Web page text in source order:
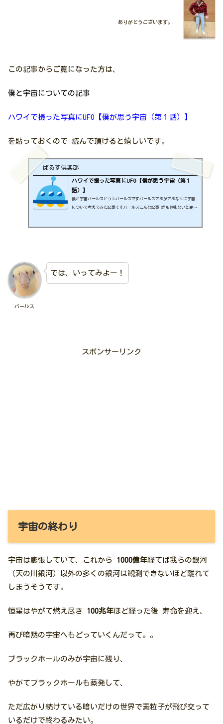
ありがとうございます。
この記事からご覧になった方は、
僕と宇宙についての記事
ハワイで撮った写真にUFO【僕が思う宇宙（第１話）】
を貼っておくので 読んで頂けると嬉しいです。
ばるす倶楽部
ハワイで撮った写真にUFO【僕が思う宇宙（第１
話）】
僕と宇宙バールスどうもバールスですバールスアホがアホなりに宇宙
について考えてみた記事ですバールスこんな記事 誰も興味ないと思う
バールス
では、いってみよー！
スポンサーリンク
宇宙の終わり
宇宙は膨張していて、これから 1000億年経てば我らの銀河
（天の川銀河）以外の多くの銀河は観測できないほど離れて
しまうそうです。
恒星はやがて燃え尽き 100兆年ほど経った後 寿命を迎え、
再び暗黙の宇宙へもどっていくんだって。。
ブラックホールのみが宇宙に残り、
やがてブラックホールも蒸発して、
ただ広がり続けている暗いだけの世界で素粒子が飛び交って
いるだけで終わるみたい。